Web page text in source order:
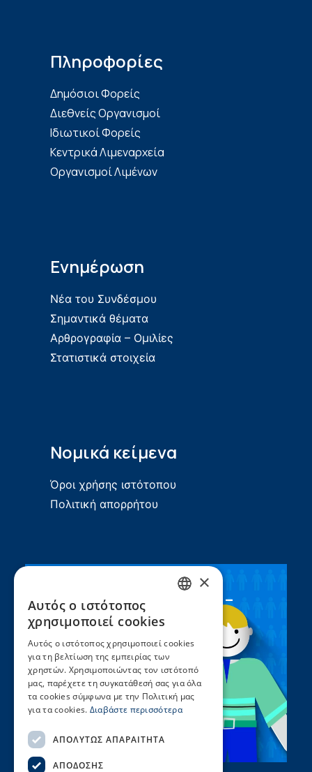
Πληροφορίες
Δημόσιοι Φορείς
Διεθνείς Οργανισμοί
Ιδιωτικοί Φορείς
Κεντρικά Λιμεναρχεία
Οργανισμοί Λιμένων
Ενημέρωση
Νέα του Συνδέσμου
Σημαντικά θέματα
Αρθρογραφία – Ομιλίες
Στατιστικά στοιχεία
Νομικά κείμενα
Όροι χρήσης ιστότοπου
Πολιτική απορρήτου
Συνεργασία ΣEEN –
UNICEF
×
Αυτός ο ιστότοπος
χρησιμοποιεί cookies
Αυτός ο ιστότοπος χρησιμοποιεί cookies
για τη βελτίωση της εμπειρίας των
χρηστών. Χρησιμοποιώντας τον ιστότοπό
μας, παρέχετε τη συγκατάθεσή σας για όλα
τα cookies σύμφωνα με την Πολιτική μας
για τα cookies. Διαβάστε περισσότερα
ΑΠΟΛΎΤΩΣ ΑΠΑΡΑΊΤΗΤΑ
ΑΠΌΔΟΣΗΣ